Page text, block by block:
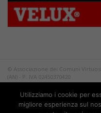
© Associazione dei Comuni
(AN) - P. IVA 02450370420
Tutti i diritti riservati.
PrivacyUtilizziamo i cookie per
migliore esperienza sul